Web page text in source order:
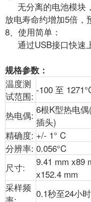
无分离的电池模块
放电寿命约增加5倍，
8、使用简单：
通过USB接口快速
规格参数：
温度测
试范围:
-100 至
热电偶: 6根K型热电
插头)
精确度: +/- 1° C
分辨率: 0.056°C
尺寸:
9.41 mm x89
x152.4 mm
采样频 0.1秒至24小时